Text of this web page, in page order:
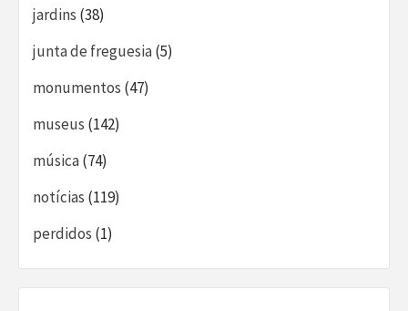
jardins (38)
junta de freguesia(5)
monumentos (47)
museus (142)
música(74)
notícias (119)
perdidos (1)